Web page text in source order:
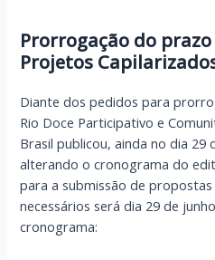
Prorrogação do
Projetos
Diante dos pedidos para
Rio Doce Participativo e
Brasil publicou, ainda no dia 29
alterando o cronograma do
para a submissão de
necessários será dia 29 de
cronograma: